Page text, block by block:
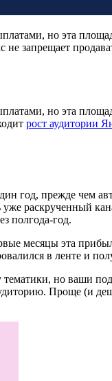
но эта
не запрещает
но эта
рост аудитории
год, прежде чем
уже раскрученный
полгода-год.
месяцы эта
в ленте и
но ваши
Проще (и